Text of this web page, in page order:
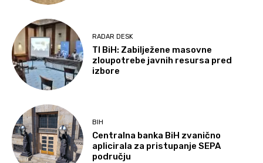
RADAR DESK
TI BiH: Zabilježene masovne
zloupotrebe javnih resursa pred
izbore
BIH
Centralna banka BiH zvanično
aplicirala za pristupanje SEPA
području